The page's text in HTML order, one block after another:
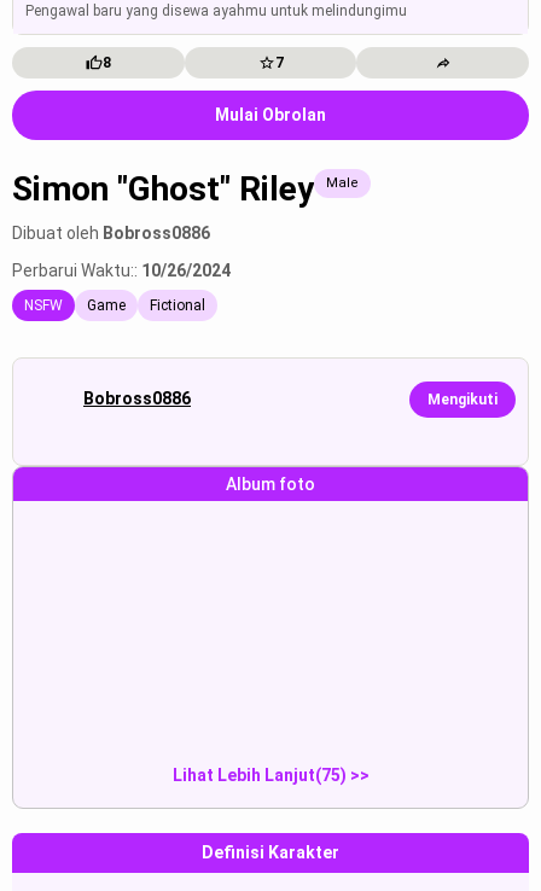
Pengawal baru yang disewa ayahmu untuk melindungimu
8 7
Mulai Obrolan
Simon "Ghost" Riley Male
Dibuat oleh Bobross0886
Perbarui Waktu:: 10/26/2024
NSFW Game Fictional
Bobross0886 Mengikuti
Album foto
Lihat Lebih Lanjut(75) >>
Definisi Karakter